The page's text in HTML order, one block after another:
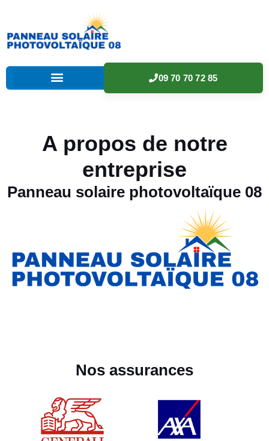
09 70 70 72 85
A propos de notre
entreprise
Panneau solaire photovoltaïque 08
Nos assurances